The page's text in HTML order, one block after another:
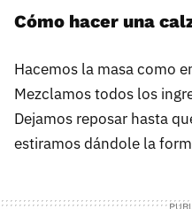
Cómo hacer una
Hacemos la masa como
Mezclamos todos los
Dejamos reposar hasta
estiramos dándole la